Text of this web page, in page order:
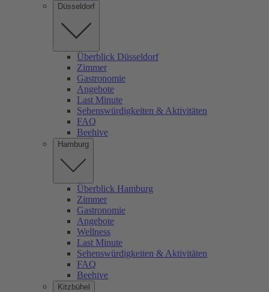
Düsseldorf
Überblick Düsseldorf
Zimmer
Gastronomie
Angebote
Last Minute
Sehenswürdigkeiten & Aktivitäten
FAQ
Beehive
Hamburg
Überblick Hamburg
Zimmer
Gastronomie
Angebote
Wellness
Last Minute
Sehenswürdigkeiten & Aktivitäten
FAQ
Beehive
Kitzbühel